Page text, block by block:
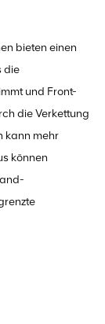
bieten einen
die
und Front-
die Verkettung
kann mehr
können